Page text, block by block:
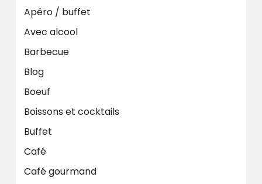
Apéro / buffet
Avec alcool
Barbecue
Blog
Boeuf
Boissons et cocktails
Buffet
Café
Café gourmand